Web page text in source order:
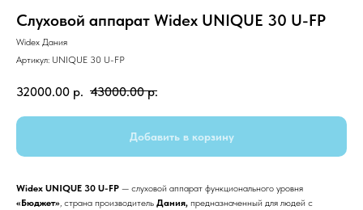
Слуховой аппарат Widex UNIQUE 30 U-FP
Widex Дания
Артикул: UNIQUE 30 U-FP
32000.00 р. 43000.00 р.
Добавить в корзину
Widex UNIQUE 30 U-FP — слуховой аппарат функционального уровня
«Бюджет», страна производитель Дания, предназначенный для людей с